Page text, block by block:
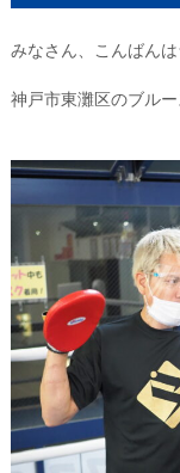
みなさん、こんばん
神戸市東灘区のブル